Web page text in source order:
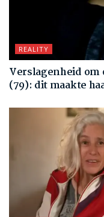
REALITY
Verslagenheid om
(79): dit maakte